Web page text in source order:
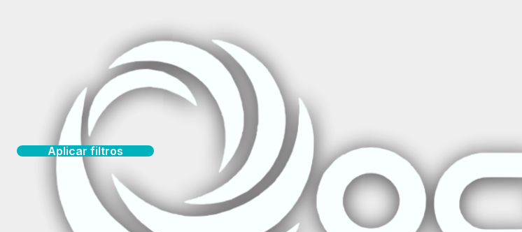
Filtrar Productos
1-30 de 38 productos
Aplicar filtros
ORDENAR POR
OFF
Actualizado: Curso de Reanimación Neonatal (NALS)
$8.965 CLP$77.890 CLP